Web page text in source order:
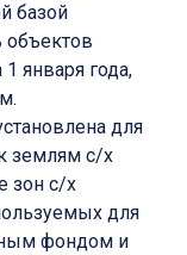
базой
объектов
января года,
для
землям с/х
зон с/х
для
фондом и